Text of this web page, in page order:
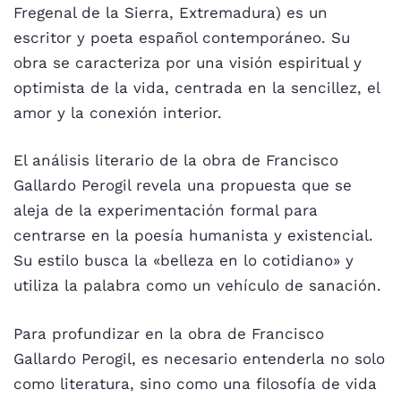
Fregenal de la Sierra, Extremadura) es un
escritor y poeta español contemporáneo. Su
obra se caracteriza por una visión espiritual y
optimista de la vida, centrada en la sencillez, el
amor y la conexión interior.
El análisis literario de la obra de Francisco
Gallardo Perogil revela una propuesta que se
aleja de la experimentación formal para
centrarse en la poesía humanista y existencial.
Su estilo busca la «belleza en lo cotidiano» y
utiliza la palabra como un vehículo de sanación.
Para profundizar en la obra de Francisco
Gallardo Perogil, es necesario entenderla no solo
como literatura, sino como una filosofía de vida